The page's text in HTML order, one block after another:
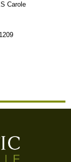
Carole